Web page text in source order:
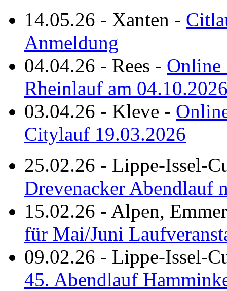
14.05.26 - Xanten -
Anmeldung
04.04.26 - Rees - Online
Rheinlauf am
03.04.26 - Kleve -
Citylauf 19.03.2026
25.02.26 - Lippe-Issel-
Drevenacker Abendlauf
15.02.26 - Alpen,
für Mai/Juni
09.02.26 - Lippe-Issel-
45. Abendlauf